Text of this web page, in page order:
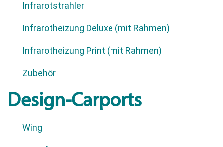
Infrarotstrahler
Infrarotheizung Deluxe (mit Rahmen)
Infrarotheizung Print (mit Rahmen)
Zubehör
Design-Carports
Wing